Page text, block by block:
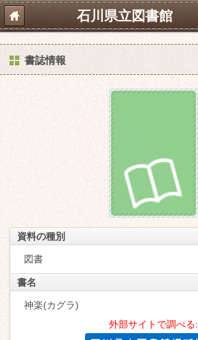
石川県立図書館
書誌情報
資料の種別
図書
書名
神楽(カグラ)
外部サイトで調べる: